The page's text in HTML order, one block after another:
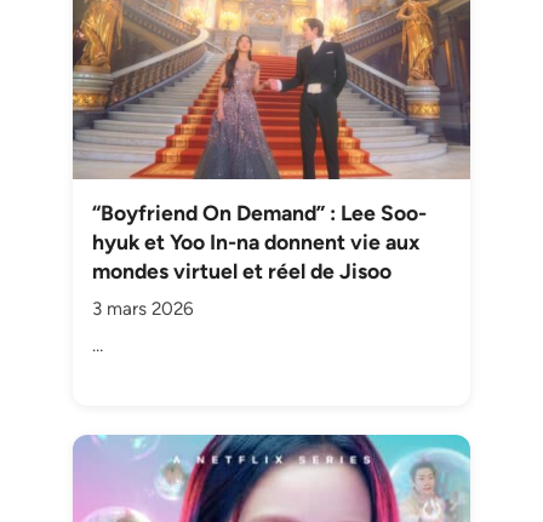
“Boyfriend On Demand” : Lee Soo-
hyuk et Yoo In-na donnent vie aux
mondes virtuel et réel de Jisoo
3 mars 2026
…